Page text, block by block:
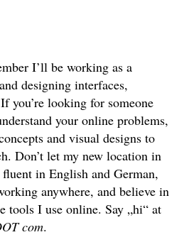
I’ll be working as a
designing interfaces,
you’re looking for someone
your online problems,
and visual designs to
Don’t let my new location in
in English and German,
anywhere, and believe in
tools I use online. Say „hi“ at
com.